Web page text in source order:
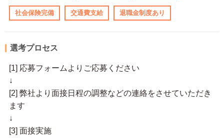
社会保険完備 交通費支給 退職金制度あり
選考プロセス
[1] 応募フォームよりご応募ください
↓
[2] 弊社より面接日程の調整などの連絡をさせていただき
ます
↓
[3] 面接実施